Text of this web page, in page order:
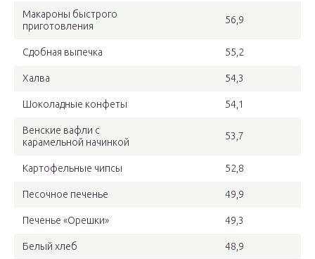
Макароны быстрого
приготовления
56,9
Сдобная выпечка 55,2
Халва 54,3
Шоколадные конфеты 54,1
Венские вафли с
карамельной начинкой
53,7
Картофельные чипсы 52,8
Песочное печенье 49,9
Печенье «Орешки» 49,3
Белый хлеб 48,9